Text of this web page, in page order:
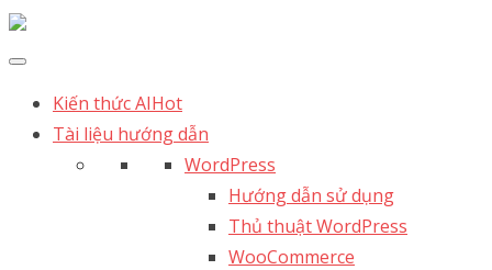
Kiến thức AIHot
Tài liệu hướng dẫn
WordPress
Hướng dẫn sử dụng
Thủ thuật WordPress
WooCommerce